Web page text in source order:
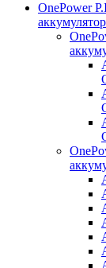
OnePower